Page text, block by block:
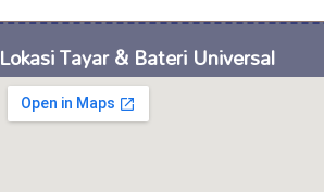
Lokasi Tayar & Bateri Universal